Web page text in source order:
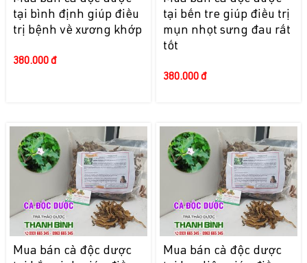
tại bình định giúp điều
trị bệnh về xương khớp
380.000 đ
tại bến tre giúp điều trị
mụn nhọt sưng đau rất
tốt
380.000 đ
Mua bán cà độc dược
Mua bán cà độc dược